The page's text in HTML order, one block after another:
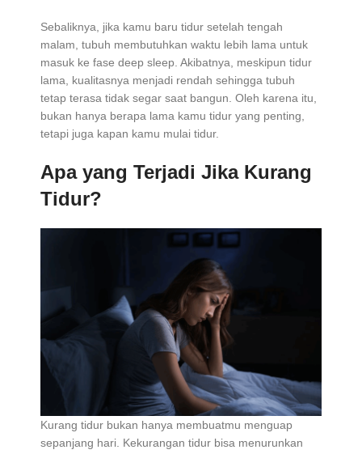
Sebaliknya, jika kamu baru tidur setelah tengah
malam, tubuh membutuhkan waktu lebih lama untuk
masuk ke fase deep sleep. Akibatnya, meskipun tidur
lama, kualitasnya menjadi rendah sehingga tubuh
tetap terasa tidak segar saat bangun. Oleh karena itu,
bukan hanya berapa lama kamu tidur yang penting,
tetapi juga kapan kamu mulai tidur.
Apa yang Terjadi Jika Kurang
Tidur?
Kurang tidur bukan hanya membuatmu menguap
sepanjang hari. Kekurangan tidur bisa menurunkan